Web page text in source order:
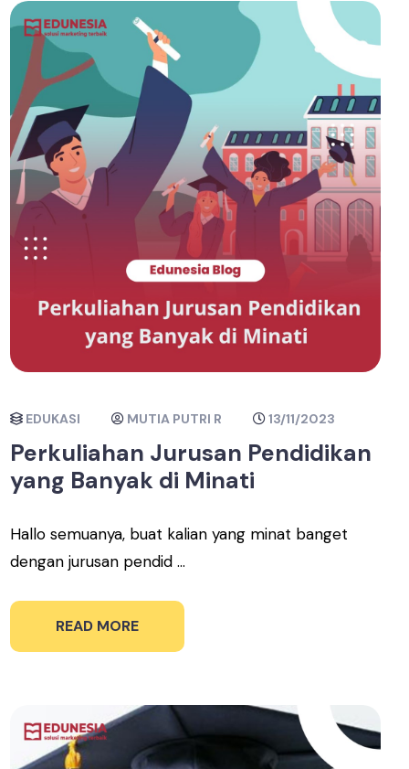
EDUKASI MUTIA PUTRI R 13/11/2023
Perkuliahan Jurusan Pendidikan
yang Banyak di Minati
Hallo semuanya, buat kalian yang minat banget
dengan jurusan pendid ...
READ MORE